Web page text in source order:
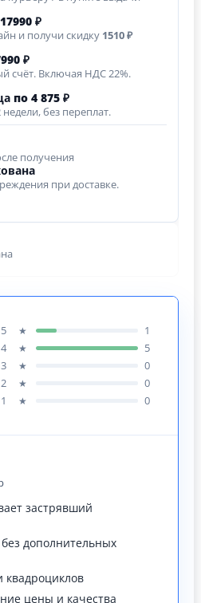
17990 ₽
и получи скидку 1510 ₽
₽
счёт. Включая НДС 22%.
по 4 875 ₽
без переплат.
получения
при доставке.
5 ★
1
4
★
5
3
★
0
2
★
0
1
★ 0
застрявший
дополнительных
квадроциклов
цены и качества